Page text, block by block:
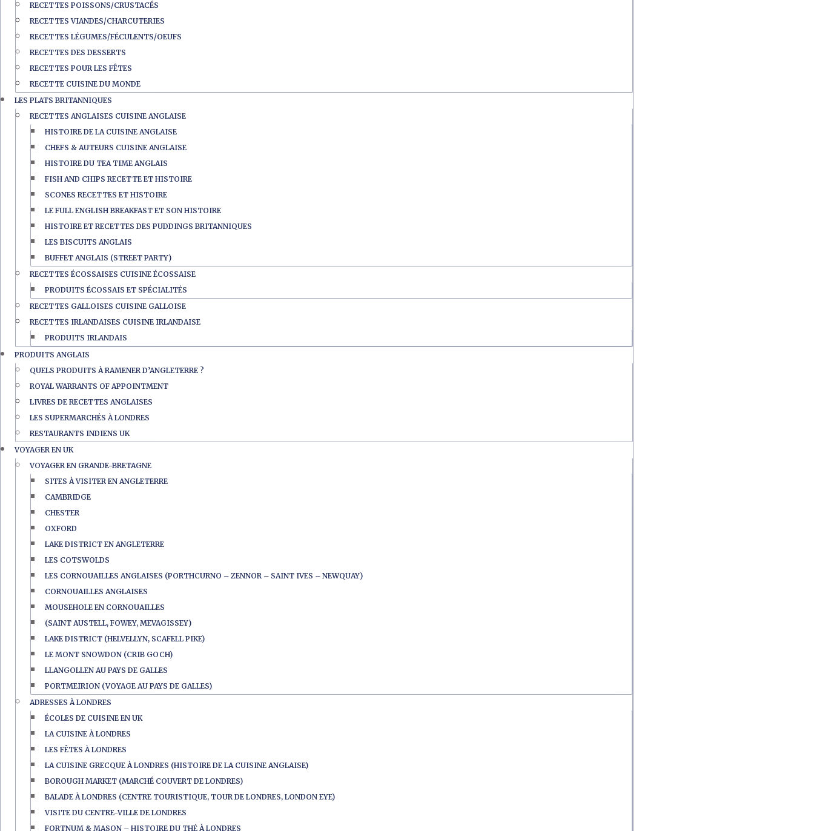
RECETTES POISSONS/CRUSTACÉS
RECETTES VIANDES/CHARCUTERIES
RECETTES LÉGUMES/FÉCULENTS/OEUFS
RECETTES DES DESSERTS
RECETTES POUR LES FÊTES
RECETTE CUISINE DU MONDE
LES PLATS BRITANNIQUES
RECETTES ANGLAISES CUISINE ANGLAISE
HISTOIRE DE LA CUISINE ANGLAISE
CHEFS & AUTEURS CUISINE ANGLAISE
HISTOIRE DU TEA TIME ANGLAIS
FISH AND CHIPS RECETTE ET HISTOIRE
SCONES RECETTES ET HISTOIRE
LE FULL ENGLISH BREAKFAST ET SON HISTOIRE
HISTOIRE ET RECETTES DES PUDDINGS BRITANNIQUES
LES BISCUITS ANGLAIS
BUFFET ANGLAIS (STREET PARTY)
RECETTES ÉCOSSAISES CUISINE ÉCOSSAISE
PRODUITS ÉCOSSAIS ET SPÉCIALITÉS
RECETTES GALLOISES CUISINE GALLOISE
RECETTES IRLANDAISES CUISINE IRLANDAISE
PRODUITS IRLANDAIS
PRODUITS ANGLAIS
QUELS PRODUITS À RAMENER D’ANGLETERRE ?
ROYAL WARRANTS OF APPOINTMENT
LIVRES DE RECETTES ANGLAISES
LES SUPERMARCHÉS À LONDRES
RESTAURANTS INDIENS UK
VOYAGER EN UK
VOYAGER EN GRANDE-BRETAGNE
SITES À VISITER EN ANGLETERRE
CAMBRIDGE
CHESTER
OXFORD
LAKE DISTRICT EN ANGLETERRE
LES COTSWOLDS
LES CORNOUAILLES ANGLAISES (PORTHCURNO – ZENNOR – SAINT IVES – NEWQUAY)
CORNOUAILLES ANGLAISES
MOUSEHOLE EN CORNOUAILLES
(SAINT AUSTELL, FOWEY, MEVAGISSEY)
LAKE DISTRICT (HELVELLYN, SCAFELL PIKE)
LE MONT SNOWDON (CRIB GOCH)
LLANGOLLEN AU PAYS DE GALLES
PORTMEIRION (VOYAGE AU PAYS DE GALLES)
ADRESSES À LONDRES
ÉCOLES DE CUISINE EN UK
LA CUISINE À LONDRES
LES FÊTES À LONDRES
LA CUISINE GRECQUE À LONDRES (HISTOIRE DE LA CUISINE ANGLAISE)
BOROUGH MARKET (MARCHÉ COUVERT DE LONDRES)
BALADE À LONDRES (CENTRE TOURISTIQUE, TOUR DE LONDRES, LONDON EYE)
VISITE DU CENTRE-VILLE DE LONDRES
FORTNUM & MASON – HISTOIRE DU THÉ À LONDRES